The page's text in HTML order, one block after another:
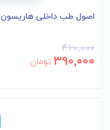
اصول طب داخلی هاریسون 2022 هماتولوژی
460,000
390,000 تومان